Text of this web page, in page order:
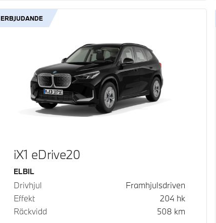
ERBJUDANDE
iX1 eDrive20
Bränsle
ELBIL
Drivhjul
Framhjulsdriven
Effekt
204 hk
Räckvidd
508 km